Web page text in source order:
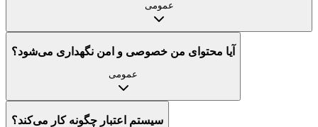
عمومی
آیا محتوای من خصوصی و امن نگهداری می‌شود؟
عمومی
سیستم اعتبار چگونه کار می‌کند؟